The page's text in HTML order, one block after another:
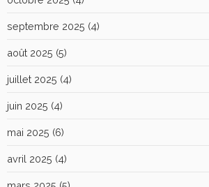
septembre 2025 (4)
août 2025 (5)
juillet 2025 (4)
juin 2025 (4)
mai 2025 (6)
avril 2025 (4)